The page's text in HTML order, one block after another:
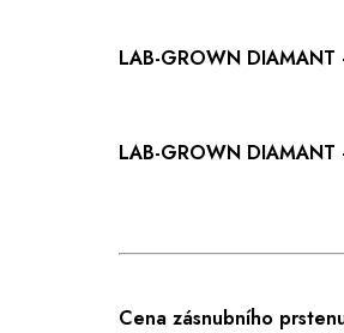
LAB-GROWN DIAMANT
LAB-GROWN DIAMANT
Cena zásnubního